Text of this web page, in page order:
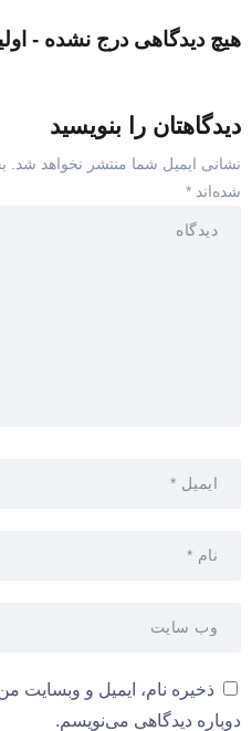
هیچ دیدگاهی درج نشده -
دیدگاهتان را بنویسید
نشانی ایمیل شما منتشر نخواهد شد.
شده‌اند *
ذخیره نام، ایمیل و وبسایت
دوباره دیدگاهی می‌نویسم.